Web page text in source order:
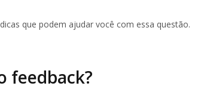
que podem ajudar você com essa questão.
feedback?